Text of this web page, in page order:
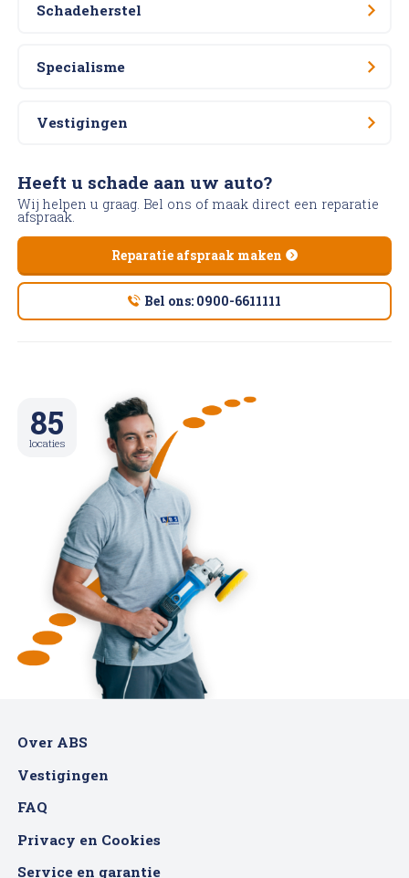
Schadeherstel
Specialisme
Vestigingen
85
locaties
Heeft u schade aan uw auto?
Wij helpen u graag. Bel ons of maak direct een reparatie
afspraak.
Reparatie afspraak maken
Bel ons: 0900-6611111
Over ABS
Vestigingen
FAQ
Privacy en Cookies
Service en garantie